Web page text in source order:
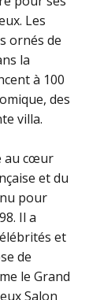
Les
ornés de
la
à 100
des
villa.
au cœur
et du
pour
Il a
et
de
le Grand
Salon